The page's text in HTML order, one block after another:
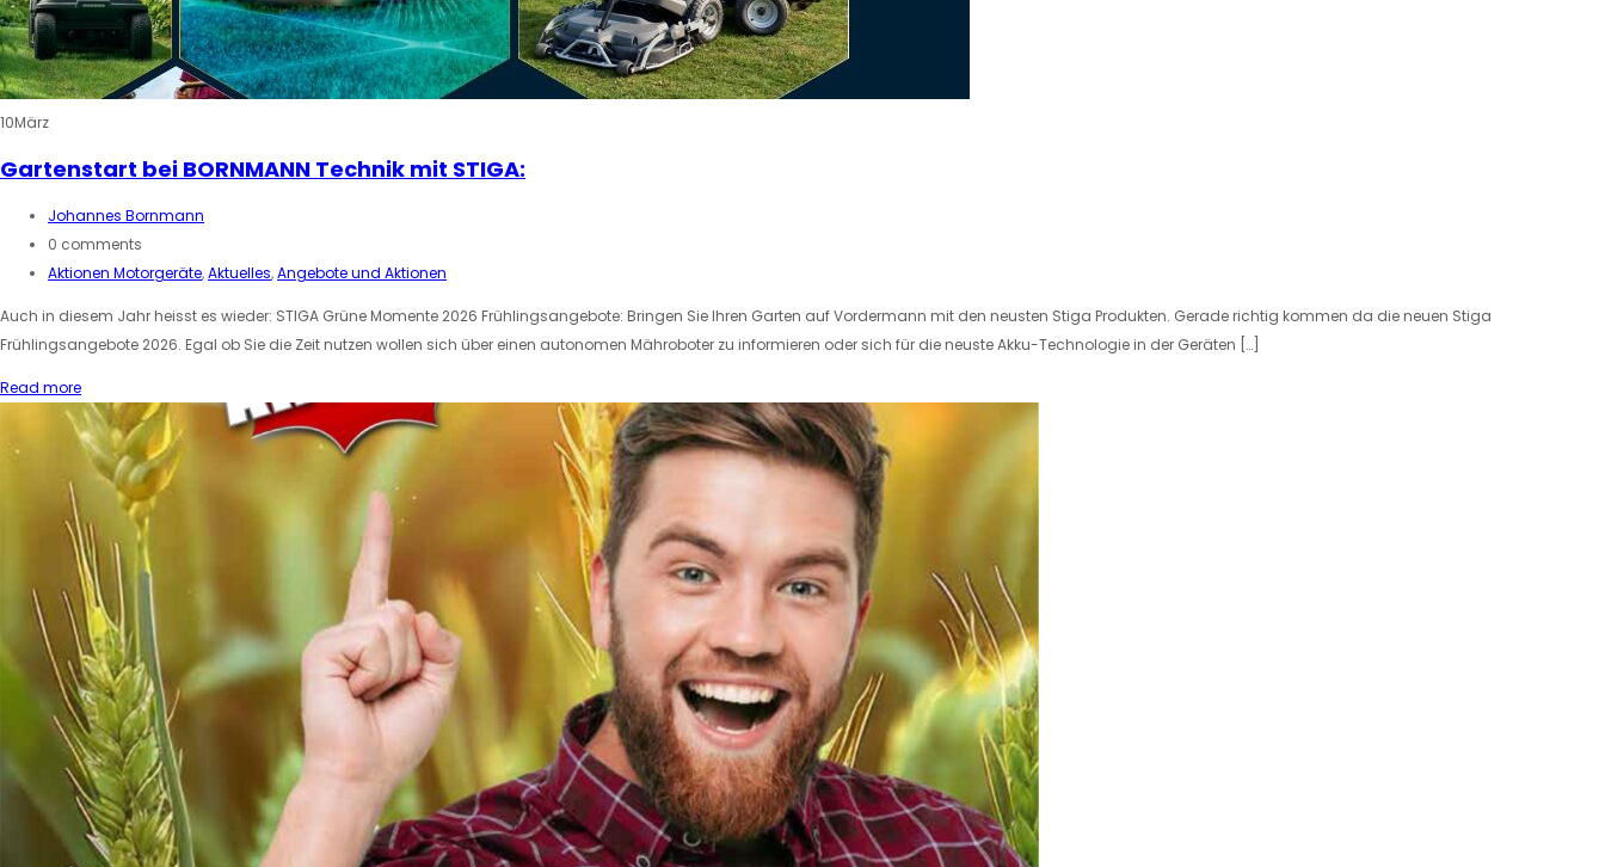
10März
Gartenstart bei BORNMANN Technik mit STIGA:
Johannes Bornmann
0 comments
Aktionen Motorgeräte,Aktuelles,Angebote und Aktionen
Auch in diesem Jahr heisst es wieder: STIGA Grüne Momente 2026 Frühlingsangebote: Bringen Sie Ihren Garten auf Vordermann mit den neusten Stiga Produkten. Gerade richtig kommen da die neuen Stiga
Frühlingsangebote 2026. Egal ob Sie die Zeit nutzen wollen sich über einen autonomen Mähroboter zu informieren oder sich für die neuste Akku-Technologie in der Geräten […]
Read more